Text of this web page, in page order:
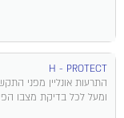
H - PROTECT
התרעות אונליין מפני
ומעל לכל בדיקת מצבו